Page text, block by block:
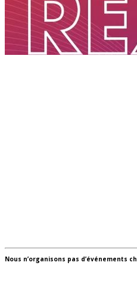
Nous n’organisons pas d’événements